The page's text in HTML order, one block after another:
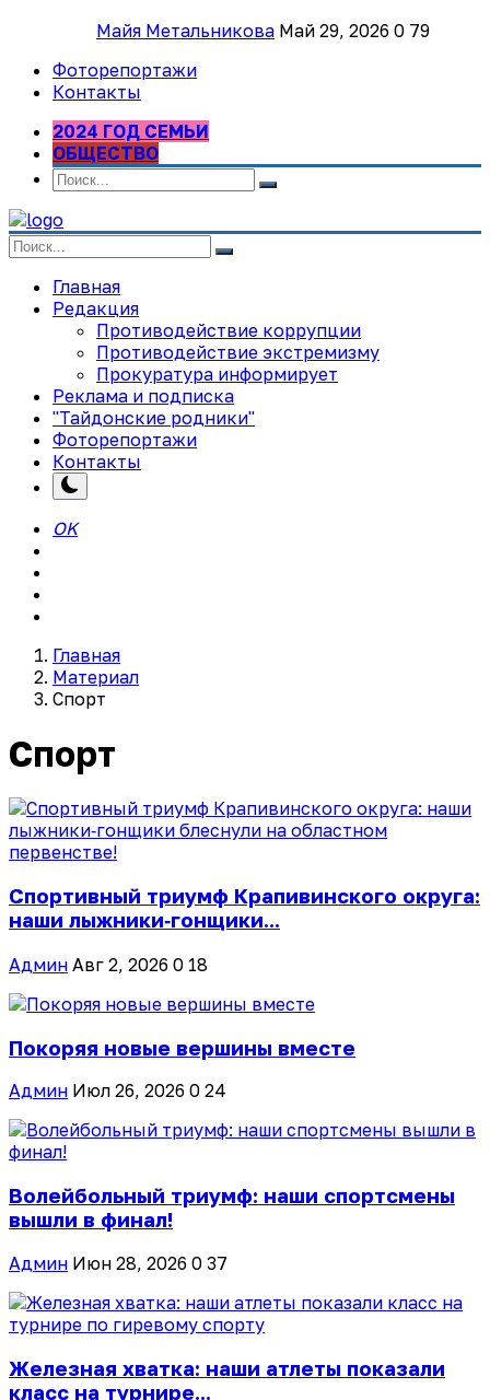
Майя Метальникова Май 29, 2026 0 79
Фоторепортажи
Контакты
2024 ГОД СЕМЬИ
ОБЩЕСТВО
Главная
Редакция
Противодействие коррупции
Противодействие экстремизму
Прокуратура информирует
Реклама и подписка
"Тайдонские родники"
Фоторепортажи
Контакты
OK
Главная
Материал
Спорт
Спорт
Спортивный триумф Крапивинского округа:
наши лыжники‑гонщики...
Админ Авг 2, 2026 0 18
Покоряя новые вершины вместе
Админ Июл 26, 2026 0 24
Волейбольный триумф: наши спортсмены
вышли в финал!
Админ Июн 28, 2026 0 37
Железная хватка: наши атлеты показали
класс на турнире...